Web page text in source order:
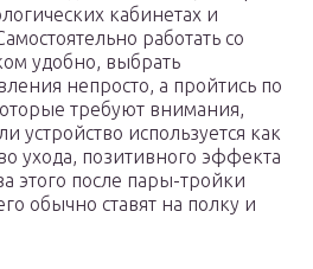
кабинетах и
работать со
удобно, выбрать
непросто, а пройтись по
требуют внимания,
устройство используется как
ухода, позитивного эффекта
этого после пары-тройки
обычно ставят на полку и